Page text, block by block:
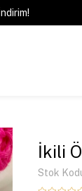
İkili
Stok